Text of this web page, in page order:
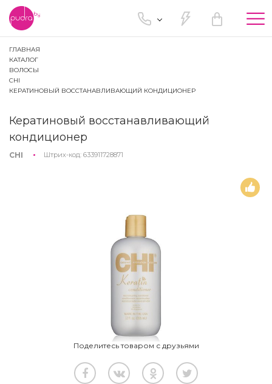
ГЛАВНАЯ
КАТАЛОГ
ВОЛОСЫ
CHI
КЕРАТИНОВЫЙ ВОССТАНАВЛИВАЮЩИЙ КОНДИЦИОНЕР
Кератиновый восстанавливающий
кондиционер
CHI Штрих-код: 633911728871
Поделитесь товаром с друзьями